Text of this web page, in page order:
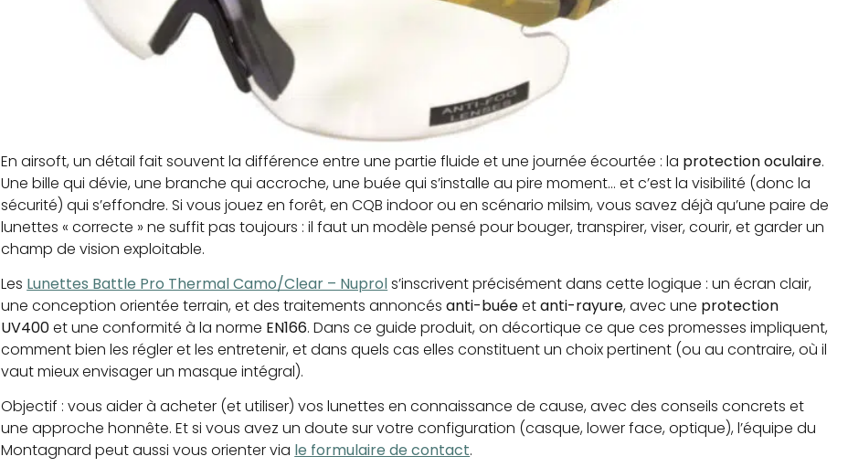
En airsoft, un détail fait souvent la différence entre une partie fluide et une journée écourtée : la protection oculaire.
Une bille qui dévie, une branche qui accroche, une buée qui s’installe au pire moment… et c’est la visibilité (donc la
sécurité) qui s’effondre. Si vous jouez en forêt, en CQB indoor ou en scénario milsim, vous savez déjà qu’une paire de
lunettes « correcte » ne suffit pas toujours : il faut un modèle pensé pour bouger, transpirer, viser, courir, et garder un
champ de vision exploitable.
Les Lunettes Battle Pro Thermal Camo/Clear – Nuprols’inscrivent précisément dans cette logique : un écran clair,
une conception orientée terrain, et des traitements annoncésanti-buéeetanti-rayure, avec une protection
UV400et une conformité à la norme EN166. Dans ce guide produit, on décortique ce que ces promesses impliquent,
comment bien les régler et les entretenir, et dans quels cas elles constituent un choix pertinent (ou au contraire, où il
vaut mieux envisager un masque intégral).
Objectif : vous aider à acheter (et utiliser) vos lunettes en connaissance de cause, avec des conseils concrets et
une approche honnête. Et si vous avez un doute sur votre configuration (casque, lower face, optique), l’équipe du
Montagnard peut aussi vous orienter via le formulaire de contact.